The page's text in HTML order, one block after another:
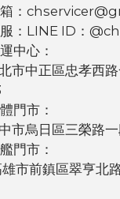
：
：LINE ID：
中心：
市中正區忠孝西
門市：
市烏日區三榮路
門市：
雄市前鎮區翠亨